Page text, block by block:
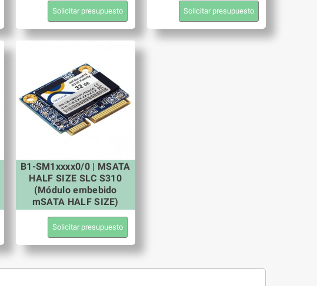
Solicitar presupuesto Solicitar presupuesto
B1-SM1xxxx0/0 | MSATA
HALF SIZE SLC S310
(Módulo embebido
mSATA HALF SIZE)
Solicitar presupuesto